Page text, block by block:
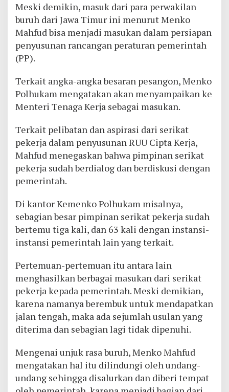
Meski demikin, masuk dari para perwakilan
buruh dari Jawa Timur ini menurut Menko
Mahfud bisa menjadi masukan dalam persiapan
penyusunan rancangan peraturan pemerintah
(PP).
Terkait angka-angka besaran pesangon, Menko
Polhukam mengatakan akan menyampaikan ke
Menteri Tenaga Kerja sebagai masukan.
Terkait pelibatan dan aspirasi dari serikat
pekerja dalam penyusunan RUU Cipta Kerja,
Mahfud menegaskan bahwa pimpinan serikat
pekerja sudah berdialog dan berdiskusi dengan
pemerintah.
Di kantor Kemenko Polhukam misalnya,
sebagian besar pimpinan serikat pekerja sudah
bertemu tiga kali, dan 63 kali dengan instansi-
instansi pemerintah lain yang terkait.
Pertemuan-pertemuan itu antara lain
menghasilkan berbagai masukan dari serikat
pekerja kepada pemerintah. Meski demikian,
karena namanya berembuk untuk mendapatkan
jalan tengah, maka ada sejumlah usulan yang
diterima dan sebagian lagi tidak dipenuhi.
Mengenai unjuk rasa buruh, Menko Mahfud
mengatakan hal itu dilindungi oleh undang-
undang sehingga disalurkan dan diberi tempat